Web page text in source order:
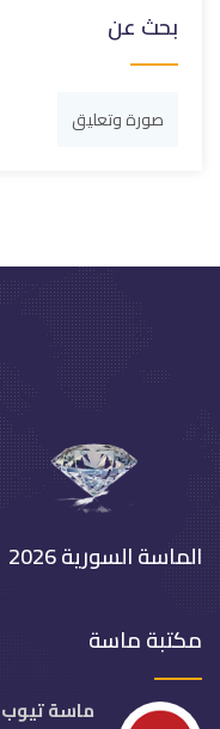
بحث عن
صورة وتعليق
الماسة السورية 2026
مكتبة ماسة
ماسة تيوب